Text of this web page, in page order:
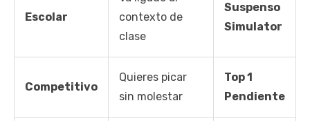
Escolar
contexto de
clase
Suspenso
Simulator
Competitivo
Quieres picar
sin molestar
Top 1
Pendiente